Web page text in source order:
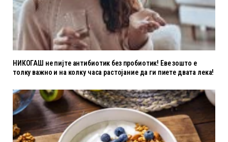
НИКОГАШ не пијте антибиотик без пробиотик! Еве зошто е
толку важно и на колку часа растојание да ги пиете двата лека!